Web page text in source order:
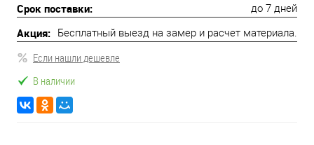
Срок поставки: до 7 дней
Акция: Бесплатный выезд на замер и расчет материала.
Если нашли дешевле
В наличии